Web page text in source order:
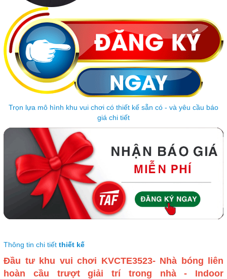
Trọn lựa mô hình khu vui chơi có thiết kế sẵn có - và yêu cầu báo
giá chi tiết
Thông tin chi tiết thiết kế
Đầu tư khu vui chơi KVCTE3523- Nhà bóng liên
hoàn cầu trượt giải trí trong nhà - Indoor